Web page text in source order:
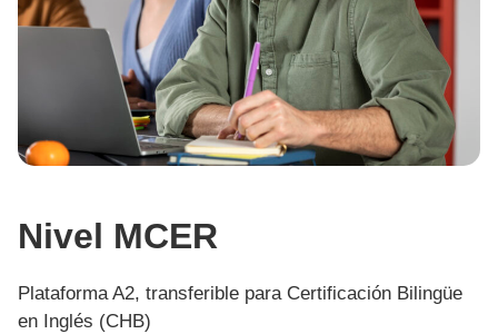
Nivel MCER
Plataforma A2, transferible para Certificación Bilingüe
en Inglés (CHB)